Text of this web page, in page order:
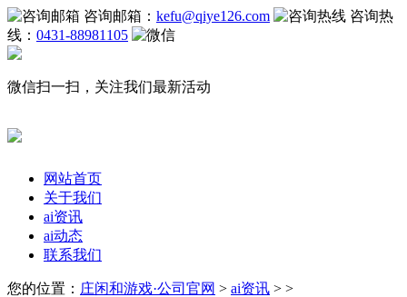
咨询邮箱： kefu@qiye126.com
咨询热
线： 0431-88981105
微信扫一扫，关注我们最新活动
网站首页
关于我们
ai资讯
ai动态
联系我们
您的位置： 庄闲和游戏·公司官网 > ai资讯 > >